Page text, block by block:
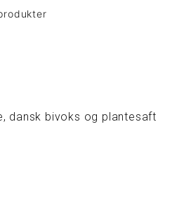
dansk bivoks og plantesaft